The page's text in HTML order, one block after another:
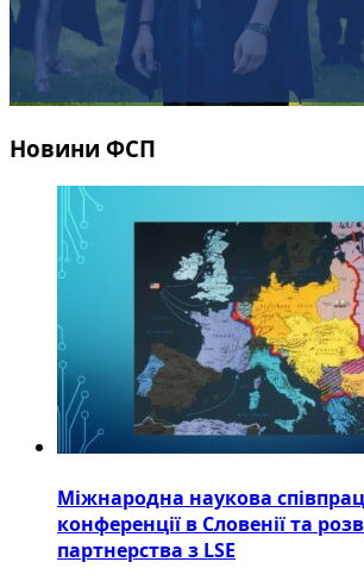
Новини ФСП
Міжнародна наукова
конференції в Словенії та
партнерства з LSE